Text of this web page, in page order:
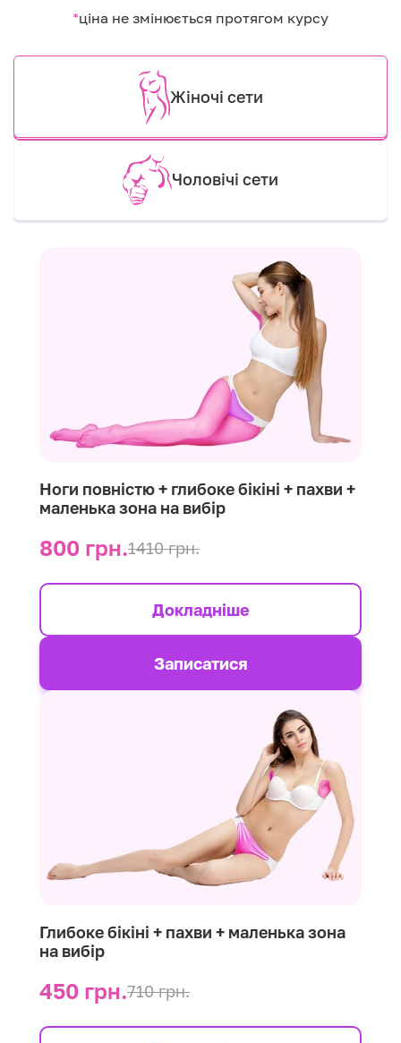
*ціна не змінюється протягом курсу
Жіночі сети
Чоловічі сети
Ноги повністю + глибоке бікіні + пахви +
маленька зона на вибір
800 грн.1410 грн.
Докладніше
Записатися
Глибоке бікіні + пахви + маленька зона
на вибір
450 грн.710 грн.